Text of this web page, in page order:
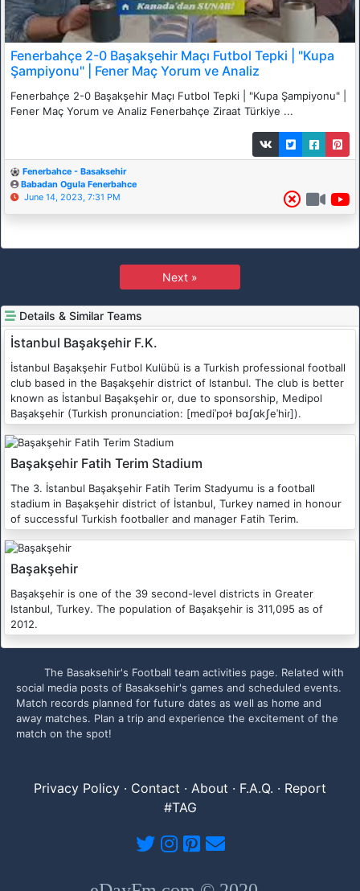
Fenerbahçe 2-0 Başakşehir Maçı Futbol Tepki | "Kupa
Şampiyonu" | Fener Maç Yorum ve Analiz
Fenerbahçe 2-0 Başakşehir Maçı Futbol Tepki | "Kupa Şampiyonu" |
Fener Maç Yorum ve Analiz Fenerbahçe Ziraat Türkiye ...
Fenerbahce - Basaksehir
Babadan Ogula Fenerbahce
June 14, 2023, 7:31 PM
Next »
Details & Similar Teams
İstanbul Başakşehir F.K.
İstanbul Başakşehir Futbol Kulübü is a Turkish professional football
club based in the Başakşehir district of Istanbul. The club is better
known as İstanbul Başakşehir or, due to sponsorship, Medipol
Başakşehir (Turkish pronunciation: [mediˈpoɫ bɑʃɑkʃeˈhiɾ]).
Başakşehir Fatih Terim Stadium
The 3. İstanbul Başakşehir Fatih Terim Stadyumu is a football
stadium in Başakşehir district of İstanbul, Turkey named in honour
of successful Turkish footballer and manager Fatih Terim.
Başakşehir
Başakşehir is one of the 39 second-level districts in Greater
Istanbul, Turkey. The population of Başakşehir is 311,095 as of
2012.
The Basaksehir's Football team activities page. Related with
social media posts of Basaksehir's games and scheduled events.
Match records planned for future dates as well as home and
away matches. Plan a trip and experience the excitement of the
match on the spot!
Privacy Policy · Contact · About · F.A.Q. · Report
#TAG